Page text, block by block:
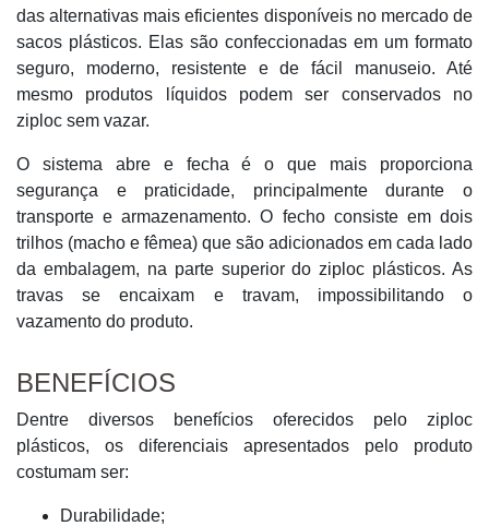
das alternativas mais eficientes disponíveis no mercado de
sacos plásticos. Elas são confeccionadas em um formato
seguro, moderno, resistente e de fácil manuseio. Até
mesmo produtos líquidos podem ser conservados no
ziploc sem vazar.
O sistema abre e fecha é o que mais proporciona
segurança e praticidade, principalmente durante o
transporte e armazenamento. O fecho consiste em dois
trilhos (macho e fêmea) que são adicionados em cada lado
da embalagem, na parte superior do ziploc plásticos. As
travas se encaixam e travam, impossibilitando o
vazamento do produto.
BENEFÍCIOS
Dentre diversos benefícios oferecidos pelo ziploc
plásticos, os diferenciais apresentados pelo produto
costumam ser:
Durabilidade;